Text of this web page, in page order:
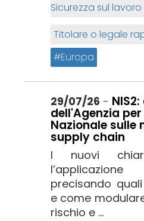
Sicurezza sul lavoro
Titolare o legale
Europa
29/07/26 -
dell'Agenzia
Nazionale sulle
supply chain
I nuovi
precisando
e come
rischio e ...